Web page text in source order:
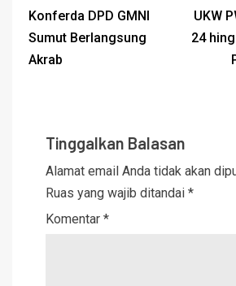
Konferda DPD GMNI
Sumut Berlangsung
Akrab
UKW
24
Tinggalkan Balasan
Alamat email Anda tidak akan
Ruas yang wajib ditandai *
Komentar *